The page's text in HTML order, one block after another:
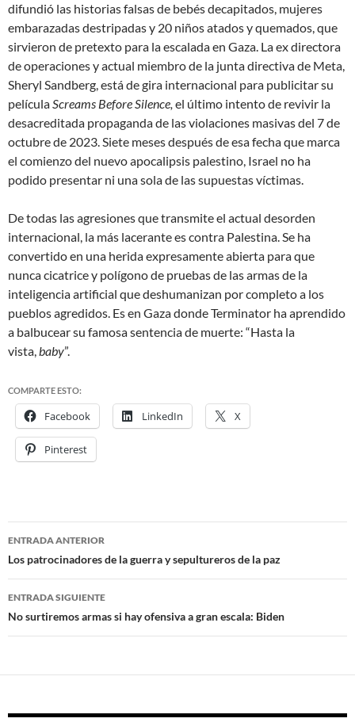
difundió las historias falsas de bebés decapitados, mujeres
embarazadas destripadas y 20 niños atados y quemados, que
sirvieron de pretexto para la escalada en Gaza. La ex directora
de operaciones y actual miembro de la junta directiva de Meta,
Sheryl Sandberg, está de gira internacional para publicitar su
películaScreams Before Silence, el último intento de revivir la
desacreditada propaganda de lasviolaciones masivasdel 7 de
octubre de 2023. Siete meses después de esa fecha que marca
el comienzo del nuevo apocalipsis palestino, Israel no ha
podido presentar ni una sola de las supuestas víctimas.
De todas las agresiones que transmite el actual desorden
internacional, la más lacerante es contra Palestina. Se ha
convertido en una herida expresamente abierta para que
nunca cicatrice y polígono de pruebas de las armas de la
inteligencia artificial que deshumanizan por completo a los
pueblos agredidos. Es en Gaza donde Terminator ha aprendido
a balbucear su famosa sentencia de muerte: “Hasta la
vista,baby”.
COMPARTE ESTO:
Facebook LinkedIn X
Pinterest
Navegación
de
entradas
ENTRADA ANTERIOR
Los patrocinadores de la guerra y sepultureros de la paz
ENTRADA SIGUIENTE
No surtiremos armas si hay ofensiva a gran escala: Biden